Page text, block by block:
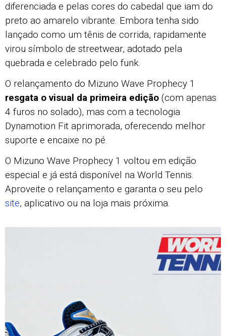
diferenciada e pelas cores do cabedal que iam do
preto ao amarelo vibrante. Embora tenha sido
lançado como um tênis de corrida, rapidamente
virou símbolo de streetwear, adotado pela
quebrada e celebrado pelo funk.
O relançamento do Mizuno Wave Prophecy 1
resgata o visual da primeira edição (com apenas
4 furos no solado), mas com a tecnologia
Dynamotion Fit aprimorada, oferecendo melhor
suporte e encaixe no pé.
O Mizuno Wave Prophecy 1 voltou em edição
especial e já está disponível na World Tennis.
Aproveite o relançamento e garanta o seu pelo
site, aplicativo ou na loja mais próxima.